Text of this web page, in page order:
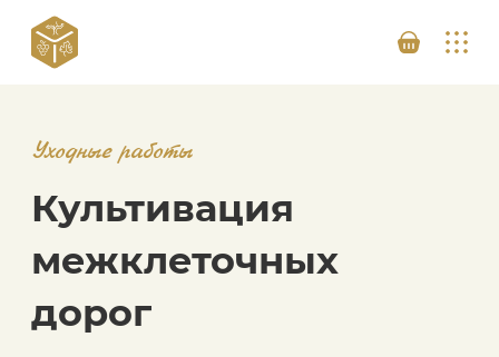
Уходные работы
Культивация
межклеточных
дорог